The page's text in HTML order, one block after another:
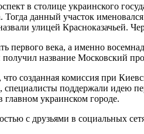
в столице украинского
Тогда данный участок
улицей Красноказачьей.
первого века, а именно
название Московский
что созданная комиссия при
поддержали идею
главном украинском городе.
с друзьями в социальных